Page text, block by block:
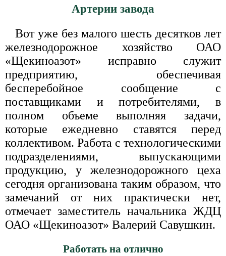
Артерии завода
Вот уже без малого шесть десятков лет
железнодорожное хозяйство ОАО
«Щекиноазот» исправно служит
предприятию, обеспечивая
бесперебойное сообщение с
поставщиками и потребителями, в
полном объеме выполняя задачи,
которые ежедневно ставятся перед
коллективом. Работа с технологическими
подразделениями, выпускающими
продукцию, у железнодорожного цеха
сегодня организована таким образом, что
замечаний от них практически нет,
отмечает заместитель начальника ЖДЦ
ОАО «Щекиноазот» Валерий Савушкин.
Работать на отлично